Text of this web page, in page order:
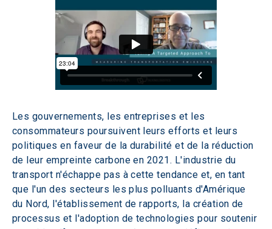
Les gouvernements, les entreprises et les
consommateurs poursuivent leurs efforts et leurs
politiques en faveur de la durabilité et de la réduction
de leur empreinte carbone en 2021. L'industrie du
transport n'échappe pas à cette tendance et, en tant
que l'un des secteurs les plus polluants d'Amérique
du Nord, l'établissement de rapports, la création de
processus et l'adoption de technologies pour soutenir